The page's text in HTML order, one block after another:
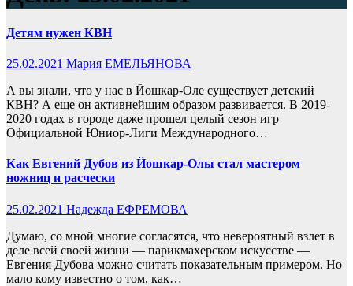
Детям нужен КВН
25.02.2021 Мария ЕМЕЛЬЯНОВА
А вы знали, что у нас в Йошкар-Оле существует детский
КВН? А еще он активнейшим образом развивается. В 2019-
2020 годах в городе даже прошел целый сезон игр
Официальной Юниор-Лиги Международного…
Как Евгений Дубов из Йошкар-Олы стал мастером
ножниц и расчески
25.02.2021 Надежда ЕФРЕМОВА
Думаю, со мной многие согласятся, что невероятный взлет в
деле всей своей жизни — парикмахерском искусстве —
Евгения Дубова можно считать показательным примером. Но
мало кому известно о том, как…